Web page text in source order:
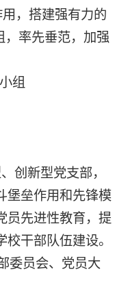
，搭建强有力的
，率先垂范，加强
组
创新型党支部，
堡垒作用和先锋模
员先进性教育，提
干部队伍建设。
委员会、党员大